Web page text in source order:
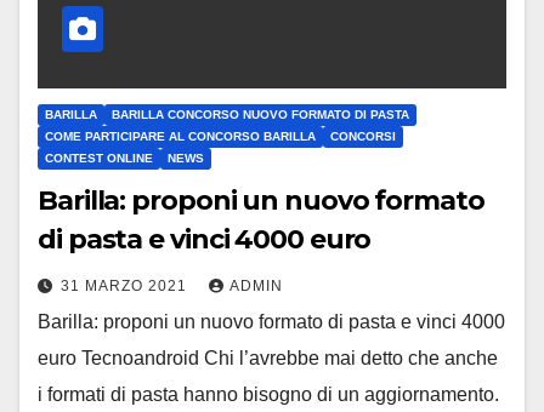
BARILLA
BARILLA CONCORSO NUOVO FORMATO DI PASTA
COME PARTICIPARE AL CONCORSO BARILLA
CONCORSI
CONTEST ONLINE
NEWS
Barilla: proponi un nuovo formato
di pasta e vinci 4000 euro
31 MARZO 2021 ADMIN
Barilla: proponi un nuovo formato di pasta e vinci 4000
euro Tecnoandroid Chi l’avrebbe mai detto che anche
i formati di pasta hanno bisogno di un aggiornamento.